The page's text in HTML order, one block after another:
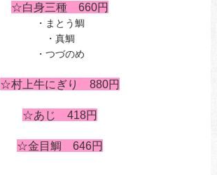
☆白身三種 660円
・まとう鯛
・真鯛
・つづのめ
☆村上牛にぎり 880円
☆あじ 418円
☆金目鯛 646円